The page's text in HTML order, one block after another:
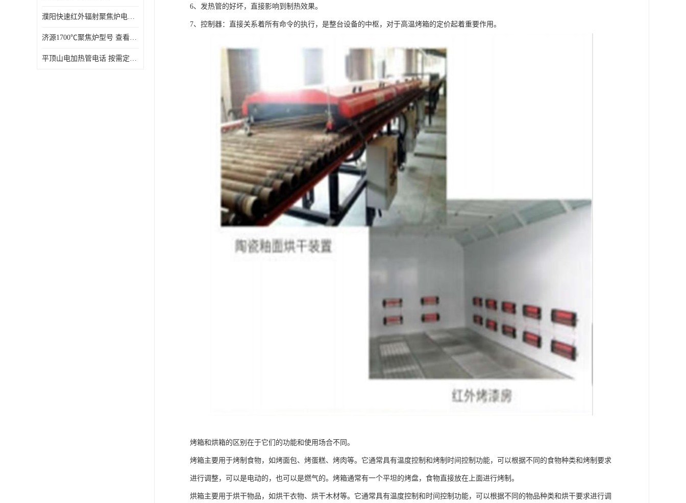
濮阳快速红外辐射聚焦炉电话 性能稳定
济源1700℃聚焦炉型号 查看详情
平顶山电加热管电话 按需定制 大量现货
6、发热管的好坏，直接影响到制热效果。
7、控制器：直接关系着所有命令的执行，是整台设备的中枢，对于高温烤箱的定价起着重要作用。
烤箱和烘箱的区别在于它们的功能和使用场合不同。
烤箱主要用于烤制食物，如烤面包、烤蛋糕、烤肉等。它通常具有温度控制和烤制时间控制功能，可以根据不同的食物种类和烤制要求
进行调整，可以是电动的，也可以是燃气的。烤箱通常有一个平坦的烤盘，食物直接放在上面进行烤制。
烘箱主要用于烘干物品，如烘干衣物、烘干木材等。它通常具有温度控制和时间控制功能，可以根据不同的物品种类和烘干要求进行调